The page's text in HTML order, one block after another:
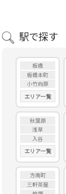
駅で探す
板橋
板橋本町
小竹向原
エリア一覧
秋葉原
浅草
入谷
エリア一覧
方南町
三軒茶屋